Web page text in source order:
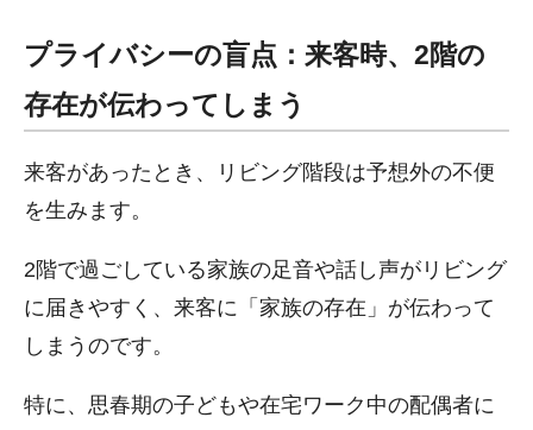
プライバシーの盲点：来客時、2階の
存在が伝わってしまう
来客があったとき、リビング階段は予想外の不便
を生みます。
2階で過ごしている家族の足音や話し声がリビング
に届きやすく、来客に「家族の存在」が伝わって
しまうのです。
特に、思春期の子どもや在宅ワーク中の配偶者に